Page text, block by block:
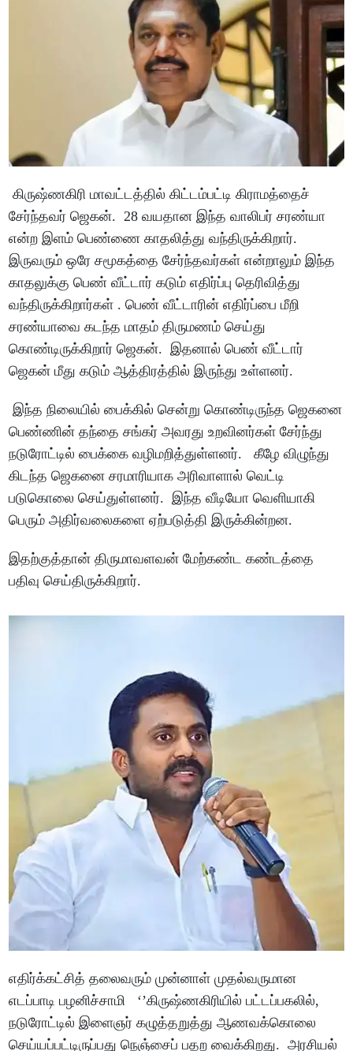
கிருஷ்ணகிரி மாவட்டத்தில் கிட்டம்பட்டி கிராமத்தைச்
சேர்ந்தவர் ஜெகன். 28 வயதான இந்த வாலிபர் சரண்யா
என்ற இளம் பெண்ணை காதலித்து வந்திருக்கிறார்.
இருவரும் ஒரே சமூகத்தை சேர்ந்தவர்கள் என்றாலும் இந்த
காதலுக்கு பெண் வீட்டார் கடும் எதிர்ப்பு தெரிவித்து
வந்திருக்கிறார்கள் . பெண் வீட்டாரின் எதிர்ப்பை மீறி
சரண்யாவை கடந்த மாதம் திருமணம் செய்து
கொண்டிருக்கிறார் ஜெகன். இதனால் பெண் வீட்டார்
ஜெகன் மீது கடும் ஆத்திரத்தில் இருந்து உள்ளனர்.
இந்த நிலையில் பைக்கில் சென்று கொண்டிருந்த ஜெகனை
பெண்ணின் தந்தை சங்கர் அவரது உறவினர்கள் சேர்ந்து
நடுரோட்டில் பைக்கை வழிமறித்துள்ளனர். கீழே விழுந்து
கிடந்த ஜெகனை சரமாரியாக அரிவாளால் வெட்டி
படுகொலை செய்துள்ளனர். இந்த வீடியோ வெளியாகி
பெரும் அதிர்வலைகளை ஏற்படுத்தி இருக்கின்றன.
இதற்குத்தான் திருமாவளவன் மேற்கண்ட கண்டத்தை
பதிவு செய்திருக்கிறார்.
எதிர்க்கட்சித் தலைவரும் முன்னாள் முதல்வருமான
எடப்பாடி பழனிச்சாமி ‘’கிருஷ்ணகிரியில் பட்டப்பகலில்,
நடுரோட்டில் இளைஞர் கழுத்தறுத்து ஆணவக்கொலை
செய்யப்பட்டிருப்பது நெஞ்சைப் பதற வைக்கிறது. அரசியல்